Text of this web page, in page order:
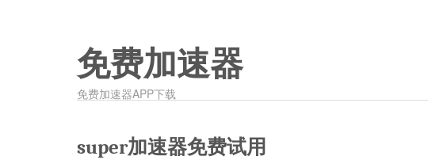
免费加速器
免费加速器APP下载
super加速器免费试用